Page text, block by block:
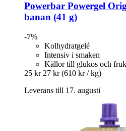
Powerbar Powergel
banan (41 g)
-7%
Kolhydratgelé
Intensiv i smaken
Källor till glukos och
25 kr 27 kr (610 kr / kg)
Leverans till 17. augusti